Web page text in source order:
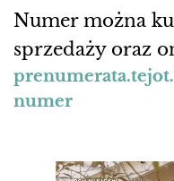
Numer można
sprzedaży oraz
numer